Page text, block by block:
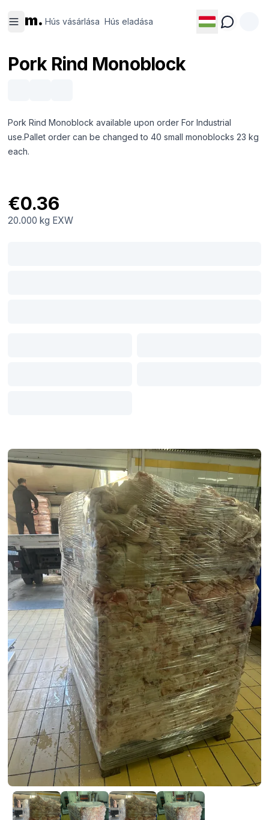
m. Hús vásárlása Hús eladása
vásárlása eladása
Pork Rind Monoblock
Pork Rind Monoblock available upon order For Industrial
use.Pallet order can be changed to 40 small monoblocks 23 kg
each.
€0.36
20.000 kg EXW